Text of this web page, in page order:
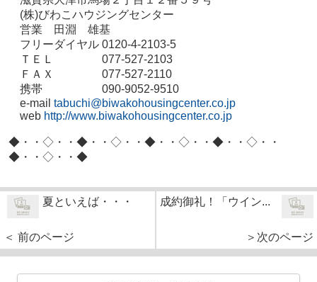
(株)びわこハウジングセンター
営業 田淵 雄基
フリーダイヤル 0120-4-2103-5
ＴＥＬ 077-527-2103
ＦＡＸ 077-527-2110
携帯 090-9052-9510
e-mail tabuchi@biwakohousingcenter.co.jp
web http://www.biwakohousingcenter.co.jp
◆・・◇・・◆・・◇・・◆・・◇・・◆・・◇・・
◆・・◇・・◆
夏といえば・・・
＜ 前のページ
成約御礼！「ウイン...
＞次のページ